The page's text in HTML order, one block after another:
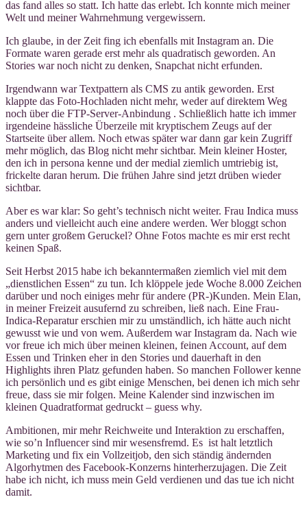
das fand alles so statt. Ich hatte das erlebt. Ich konnte mich meiner
Welt und meiner Wahrnehmung vergewissern.
Ich glaube, in der Zeit fing ich ebenfalls mit Instagram an. Die
Formate waren gerade erst mehr als quadratisch geworden. An
Stories war noch nicht zu denken, Snapchat nicht erfunden.
Irgendwann war Textpattern als CMS zu antik geworden. Erst
klappte das Foto-Hochladen nicht mehr, weder auf direktem Weg
noch über die FTP-Server-Anbindung . Schließlich hatte ich immer
irgendeine hässliche Überzeile mit kryptischem Zeugs auf der
Startseite über allem. Noch etwas später war dann gar kein Zugriff
mehr möglich, das Blog nicht mehr sichtbar. Mein kleiner Hoster,
den ich in persona kenne und der medial ziemlich umtriebig ist,
frickelte daran herum. Die frühen Jahre sind jetzt drüben wieder
sichtbar.
Aber es war klar: So geht’s technisch nicht weiter. Frau Indica muss
anders und vielleicht auch eine andere werden. Wer bloggt schon
gern unter großem Geruckel? Ohne Fotos machte es mir erst recht
keinen Spaß.
Seit Herbst 2015 habe ich bekanntermaßen ziemlich viel mit dem
„dienstlichen Essen“ zu tun. Ich klöppele jede Woche 8.000 Zeichen
darüber und noch einiges mehr für andere (PR-)Kunden. Mein Elan,
in meiner Freizeit ausufernd zu schreiben, ließ nach. Eine Frau-
Indica-Reparatur erschien mir zu umständlich, ich hätte auch nicht
gewusst wie und von wem. Außerdem war Instagram da. Nach wie
vor freue ich mich über meinen kleinen, feinen Account, auf dem
Essen und Trinken eher in den Stories und dauerhaft in den
Highlights ihren Platz gefunden haben. So manchen Follower kenne
ich persönlich und es gibt einige Menschen, bei denen ich mich sehr
freue, dass sie mir folgen. Meine Kalender sind inzwischen im
kleinen Quadratformat gedruckt – guess why.
Ambitionen, mir mehr Reichweite und Interaktion zu erschaffen,
wie so’n Influencer sind mir wesensfremd. Es ist halt letztlich
Marketing und fix ein Vollzeitjob, den sich ständig ändernden
Algorhytmen des Facebook-Konzerns hinterherzujagen. Die Zeit
habe ich nicht, ich muss mein Geld verdienen und das tue ich nicht
damit.